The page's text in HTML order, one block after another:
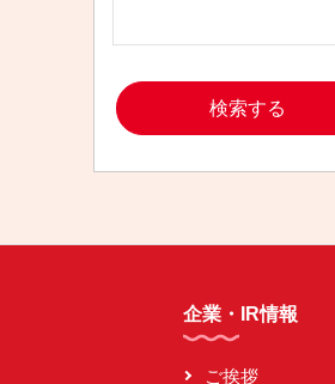
企業・IR情報
ご挨拶